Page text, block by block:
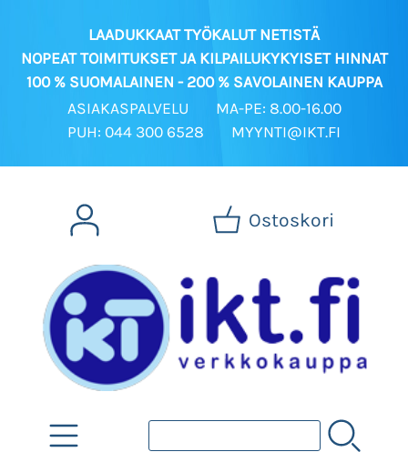
LAADUKKAAT TYÖKALUT NETISTÄ
NOPEAT TOIMITUKSET JA KILPAILUKYKYISET HINNAT
100 % SUOMALAINEN - 200 % SAVOLAINEN KAUPPA
ASIAKASPALVELU
MA-PE: 8.00-16.00
PUH: 044 300 6528
MYYNTI@IKT.FI
Ostoskori